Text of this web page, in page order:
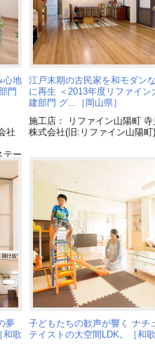
心地
門
社
テー
終
江戸末期の古民家を和モダン
に再生 ＜2013年度リファイン
建部門 グ...［岡山県］
施工店： リファイン山陽町 寺
株式会社(旧:リファイン山陽町)
夢
和歌
子どもたちの歓声が響く ナチ
テイストの大空間LDK。［和